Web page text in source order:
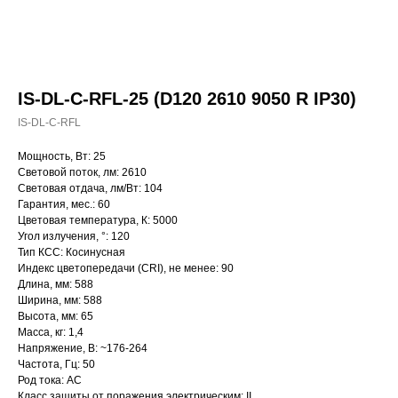
IS-DL-C-RFL-25 (D120 2610 9050 R IP30)
IS-DL-C-RFL
Мощность, Вт: 25
Световой поток, лм: 2610
Световая отдача, лм/Вт: 104
Гарантия, мес.: 60
Цветовая температура, К: 5000
Угол излучения, °: 120
Тип КСС: Косинусная
Индекс цветопередачи (CRI), не менее: 90
Длина, мм: 588
Ширина, мм: 588
Высота, мм: 65
Масса, кг: 1,4
Напряжение, В: ~176-264
Частота, Гц: 50
Род тока: AC